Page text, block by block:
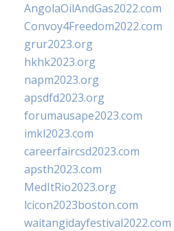
AngolaOilAndGas2022.com
Convoy4Freedom2022.com
grur2023.org
hkhk2023.org
napm2023.org
apsdfd2023.org
forumausape2023.com
imkl2023.com
careerfaircsd2023.com
apsth2023.com
MedItRio2023.org
lcicon2023boston.com
waitangidayfestival2022.com